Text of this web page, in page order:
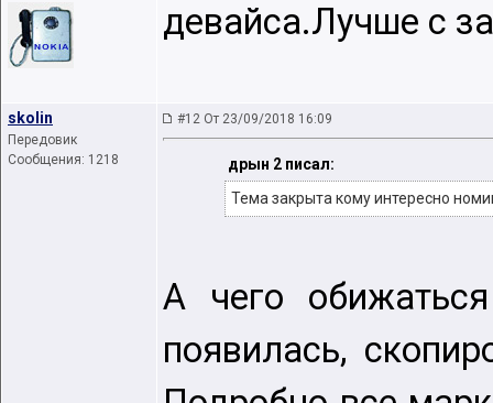
девайса.Лучше с
skolin
Передовик
Сообщения: 1218
#12 От 23/09/2018 16:09
дрын 2 писал:
Тема закрыта кому интересно
А чего
появилась,